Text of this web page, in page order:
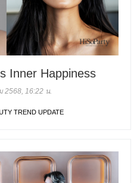
Inner Happiness
2568, 16:22 น.
TREND UPDATE